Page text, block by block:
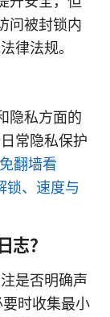
问被封锁内
律法规。
隐私方面的
常隐私保护
免翻墙看
锁、速度与
志？
是否明确声
要时收集最小